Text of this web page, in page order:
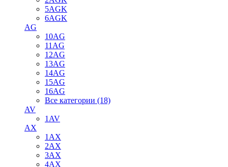
5AGK
6AGK
AG
10AG
11AG
12AG
13AG
14AG
15AG
16AG
Все категории (18)
AV
1AV
AX
1AX
2AX
3AX
4AX